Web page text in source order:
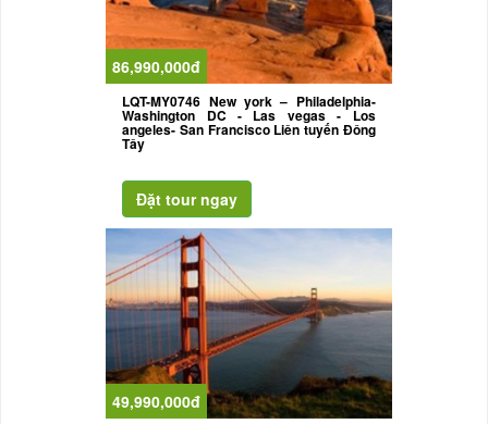
86,990,000đ
LQT-MY0746 New york – Philadelphia-
Washington DC - Las vegas - Los
angeles- San Francisco Liên tuyến Đông
Tây
49,990,000đ